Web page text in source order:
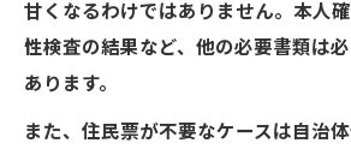
甘くなるわけではありません。本人
性検査の結果など、他の必要書類は
あります。
また、住民票が不要なケースは自治